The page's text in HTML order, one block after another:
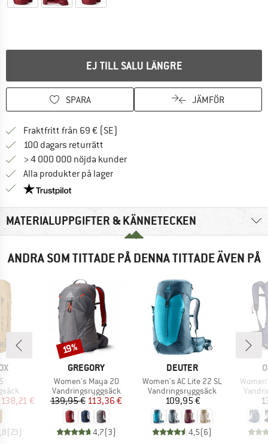
EJ TILL SALU LÄNGRE
SPARA JÄMFÖR
Fraktfritt från 69 € (SE)
100 dagars returrätt
> 4 000 000 nöjda kunder
Alla produkter på lager
Trust Pilot-garanti - hitta all information här!
MATERIALUPPGIFTER & KÄNNETECKEN
ANDRA SOM TITTADE PÅ DENNA TITTADE ÄVEN PÅ
pris
138,21 €
(23)
VARUMÄRKE
GREGORY
Produkter
Women's Maya 20
Produktgrupp
Vandringsryggsäck
Pris
139,95 €Reducerat pris
113,36 €
4,7(3)
Rabatt
19%
VARUMÄRKE
DEUTER
Produkter
Women's AC Lite 22 SL
Produktgrupp
Vandringsryggsäck
Pris
109,95 €
4,5(6)